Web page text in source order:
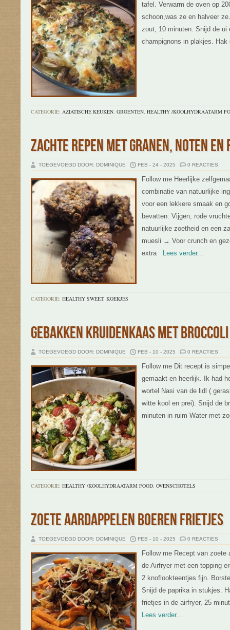
tafel. Verwarm de oven op
schoon,was ze en halveer
zout, 10 minuten. Snijd de
champignons in plakjes. Hak
CATEGORIE: AZIATISCHE KEUKEN, GROENTEN, HEALTHY /KOOLHYDRAATARM
ZACHTE REPEN MET GRANEN, NOTEN EN
TOEGEVOEGD DOOR: DOMINIQUE FEB - 24 - 2025 0 REACTIES
Follow me Heerlijke
combinatie van natuurlijke
voor een lekkere smaak en
bevatten: Vijgen, rode
natuurlijke zoetheid en een
muesli → Voor crunch en
extraLees verder...
CATEGORIE: HEALTHY SWEET, KOEKJES
GEBAKKEN KRUIDENKAAS MET
TOEGEVOEGD DOOR: DOMINIQUE FEB - 10 - 2025 0 REACTIES
Follow me Dit recept is
gemaakt en heerlijk. Ik had
wortel Nasi van de lidl (
witte kool en prei). Snijd de
minuten in ruim Water met
CATEGORIE: HEALTHY /KOOLHYDRAATARM FOOD, OVENSCHOTELS
ZOETE AARDAPPELEN BOEREN FRIETJES
TOEGEVOEGD DOOR: DOMINIQUE FEB - 10 - 2025 0 REACTIES
Follow me Recept van zoete
de Airfryer met een topping
2 knoflookteentjes fijn.
Snijd de paprika in stukjes.
frietjes in de airfryer, 25
Lees verder...